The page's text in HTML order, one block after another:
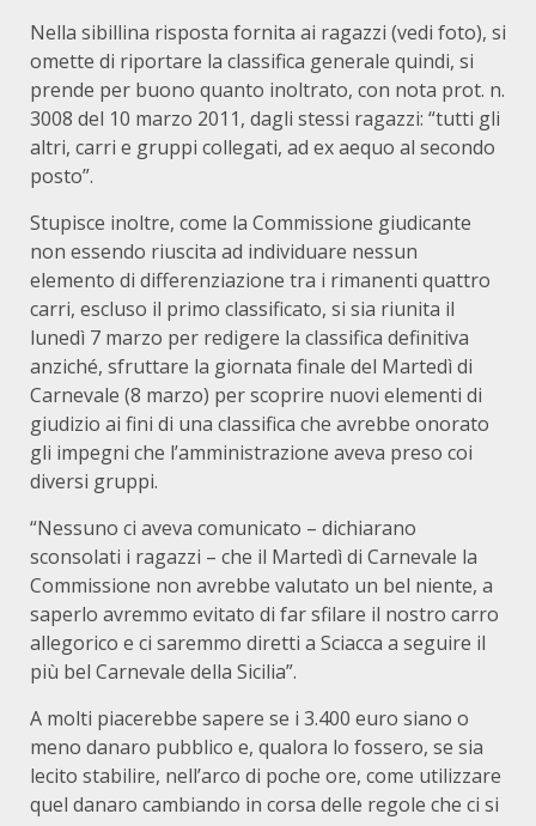
Nella sibillina risposta fornita ai ragazzi (vedi foto), si
omette di riportare la classifica generale quindi, si
prende per buono quanto inoltrato, con nota prot. n.
3008 del 10 marzo 2011, dagli stessi ragazzi: “tutti gli
altri, carri e gruppi collegati, ad ex aequo al secondo
posto”.
Stupisce inoltre, come la Commissione giudicante
non essendo riuscita ad individuare nessun
elemento di differenziazione tra i rimanenti quattro
carri, escluso il primo classificato, si sia riunita il
lunedì 7 marzo per redigere la classifica definitiva
anziché, sfruttare la giornata finale del Martedì di
Carnevale (8 marzo) per scoprire nuovi elementi di
giudizio ai fini di una classifica che avrebbe onorato
gli impegni che l’amministrazione aveva preso coi
diversi gruppi.
“Nessuno ci aveva comunicato – dichiarano
sconsolati i ragazzi – che il Martedì di Carnevale la
Commissione non avrebbe valutato un bel niente, a
saperlo avremmo evitato di far sfilare il nostro carro
allegorico e ci saremmo diretti a Sciacca a seguire il
più bel Carnevale della Sicilia”.
A molti piacerebbe sapere se i 3.400 euro siano o
meno danaro pubblico e, qualora lo fossero, se sia
lecito stabilire, nell’arco di poche ore, come utilizzare
quel danaro cambiando in corsa delle regole che ci si